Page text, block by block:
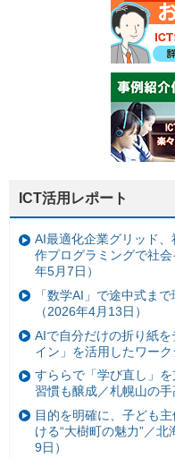
ICT活用レポート
AI最適化企業グリッド
作プログラミングで社
年5月7日）
「数学AI」で途中式ま
（2026年4月13日）
AIで自分だけの折り紙
イン」を活用したワー
すららで「学び直し」
習慣も醸成／札幌山の
目的を明確に、子ども
ける“大樹町の魅力”／
9日）